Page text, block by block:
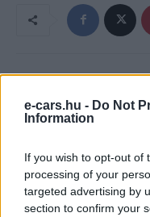
e-cars.hu - Do Not
Information
If you wish to opt-out of
processing of your
targeted advertising by
section to confirm your